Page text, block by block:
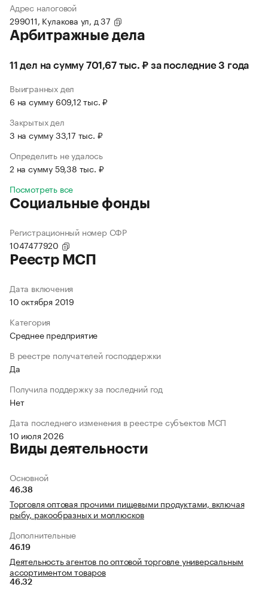
Адрес налоговой
299011, Кулакова ул, д 37
Арбитражные дела
11 дел на сумму 701,67 тыс. ₽ за последние 3 года
Выигранных дел
6 на сумму 609,12 тыс. ₽
Закрытых дел
3 на сумму 33,17 тыс. ₽
Определить не удалось
2 на сумму 59,38 тыс. ₽
Посмотреть все
Социальные фонды
Регистрационный номер СФР
1047477920
Реестр МСП
Дата включения
10 октября 2019
Категория
Среднее предприятие
В реестре получателей господдержки
Да
Получила поддержку за последний год
Нет
Дата последнего изменения в реестре субъектов МСП
10 июля 2026
Виды деятельности
Основной
46.38
Торговля оптовая прочими пищевыми продуктами, включая
рыбу, ракообразных и моллюсков
Дополнительные
46.19
Деятельность агентов по оптовой торговле универсальным
ассортиментом товаров
46.32